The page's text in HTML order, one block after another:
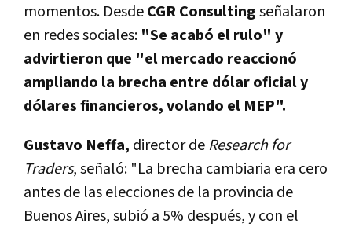
momentos. DesdeCGR Consultingseñalaron
en redes sociales: "Se acabó el rulo" y
advirtieron que "el mercado reaccionó
ampliando la brecha entre dólar oficial y
dólares financieros, volando el MEP".
Gustavo Neffa, director de Research for
Traders, señaló: "La brecha cambiaria era cero
antes de las elecciones de la provincia de
Buenos Aires, subió a 5% después,y con el